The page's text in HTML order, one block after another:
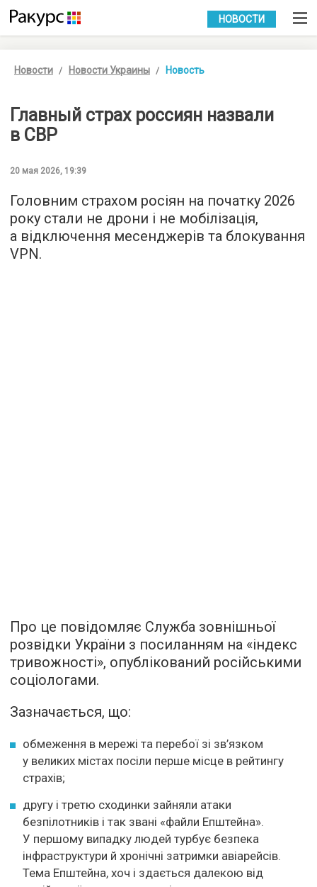
УКР РУС
НОВОСТИ
Новости Новости Украины Новость
Главный страх россиян назвали
в СВР
20 мая 2026, 19:39
Головним страхом росіян на початку 2026
року стали не дрони і не мобілізація,
а відключення месенджерів та блокування
VPN.
Про це повідомляє Служба зовнішньої
розвідки України з посиланням на «індекс
тривожності», опублікований російськими
соціологами.
Зазначається, що:
обмеження в мережі та перебої зі зв’язком
у великих містах посіли перше місце в рейтингу
страхів;
другу і третю сходинки зайняли атаки
безпілотників і так звані «файли Епштейна».
У першому випадку людей турбує безпека
інфраструктури й хронічні затримки авіарейсів.
Тема Епштейна, хоч і здається далекою від